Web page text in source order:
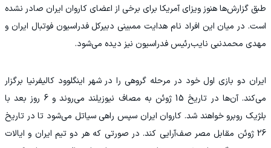
‫طبق گزارش‌ها هنوز ویزای آمریکا برای برخی از اعضای کاروان ایران صادر نشده
است. در میان این افراد نام هدایت ممبینی دبیرکل فدراسیون فوتبال ایران و
مهدی محمدنبی نایب‌رئیس فدراسیون نیز دیده می‌شود.
‫ایران دو بازی اول خود در مرحله گروهی را در شهر اینگلوود کالیفرنیا برگزار
می‌کند. آن‌ها در تاریخ 15 ژوئن به مصاف نیوزیلند می‌روند و 6 روز بعد با
بلژیک روبرو خواهند شد. کاروان ایران سپس راهی سیاتل می‌شود تا در تاریخ
26 ژوئن مقابل مصر صف‌آرایی کند. در صورتی که هر دو تیم ایران و ایالات